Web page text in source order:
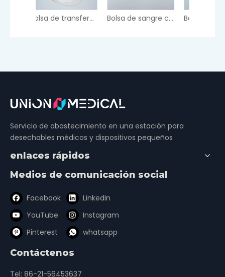
Bolsa de sangre cuádruple Bolsa de sangre doble
Servicio de abastecimiento en una estación para
desechables médicos y dispositivos pequeños
enlaces rápidos
Medios de comunicación social
Facebook
LinkedIn
YouTube
Instagram
Pinterest
whatsapp
Contáctenos
Tel: 86-21-56453637